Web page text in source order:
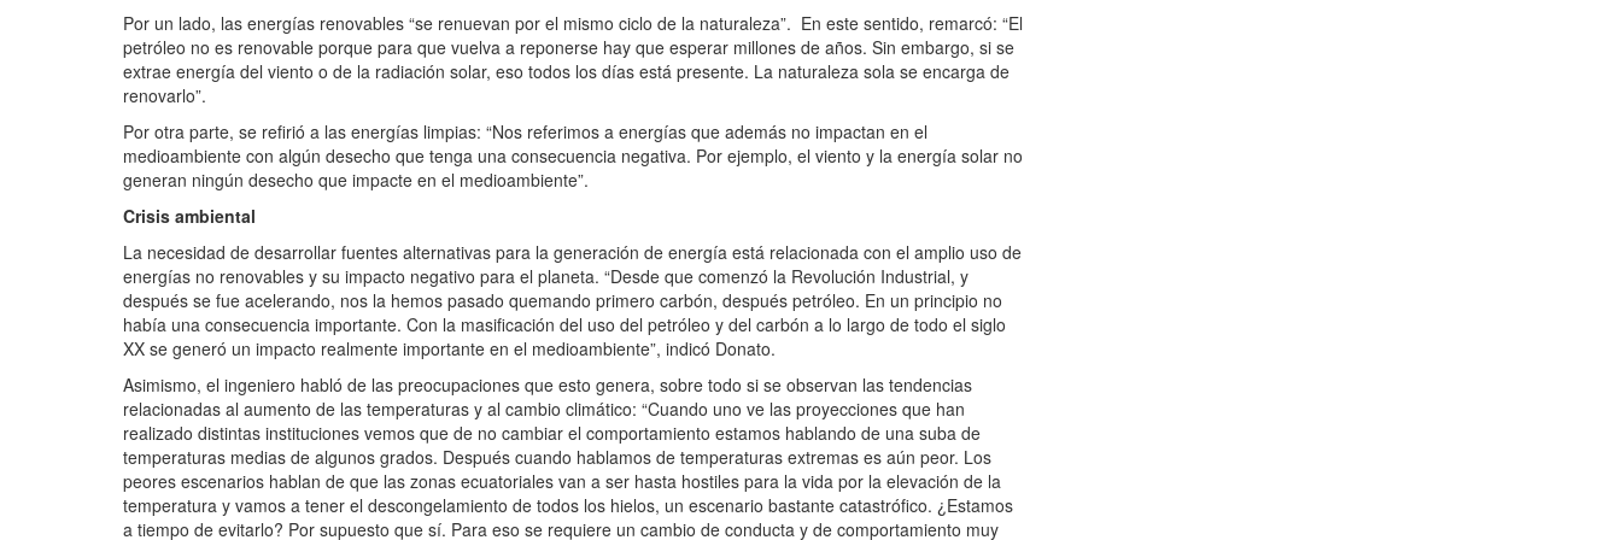
Por un lado, las energías renovables “se renuevan por el mismo ciclo de la naturaleza”. En este sentido, remarcó: “El
petróleo no es renovable porque para que vuelva a reponerse hay que esperar millones de años. Sin embargo, si se
extrae energía del viento o de la radiación solar, eso todos los días está presente. La naturaleza sola se encarga de
renovarlo”.
Por otra parte, se refirió a las energías limpias: “Nos referimos a energías que además no impactan en el
medioambiente con algún desecho que tenga una consecuencia negativa. Por ejemplo, el viento y la energía solar no
generan ningún desecho que impacte en el medioambiente”.
Crisis ambiental
La necesidad de desarrollar fuentes alternativas para la generación de energía está relacionada con el amplio uso de
energías no renovables y su impacto negativo para el planeta. “Desde que comenzó la Revolución Industrial, y
después se fue acelerando, nos la hemos pasado quemando primero carbón, después petróleo. En un principio no
había una consecuencia importante. Con la masificación del uso del petróleo y del carbón a lo largo de todo el siglo
XX se generó un impacto realmente importante en el medioambiente”, indicó Donato.
Asimismo, el ingeniero habló de las preocupaciones que esto genera, sobre todo si se observan las tendencias
relacionadas al aumento de las temperaturas y al cambio climático: “Cuando uno ve las proyecciones que han
realizado distintas instituciones vemos que de no cambiar el comportamiento estamos hablando de una suba de
temperaturas medias de algunos grados. Después cuando hablamos de temperaturas extremas es aún peor. Los
peores escenarios hablan de que las zonas ecuatoriales van a ser hasta hostiles para la vida por la elevación de la
temperatura y vamos a tener el descongelamiento de todos los hielos, un escenario bastante catastrófico. ¿Estamos
a tiempo de evitarlo? Por supuesto que sí. Para eso se requiere un cambio de conducta y de comportamiento muy